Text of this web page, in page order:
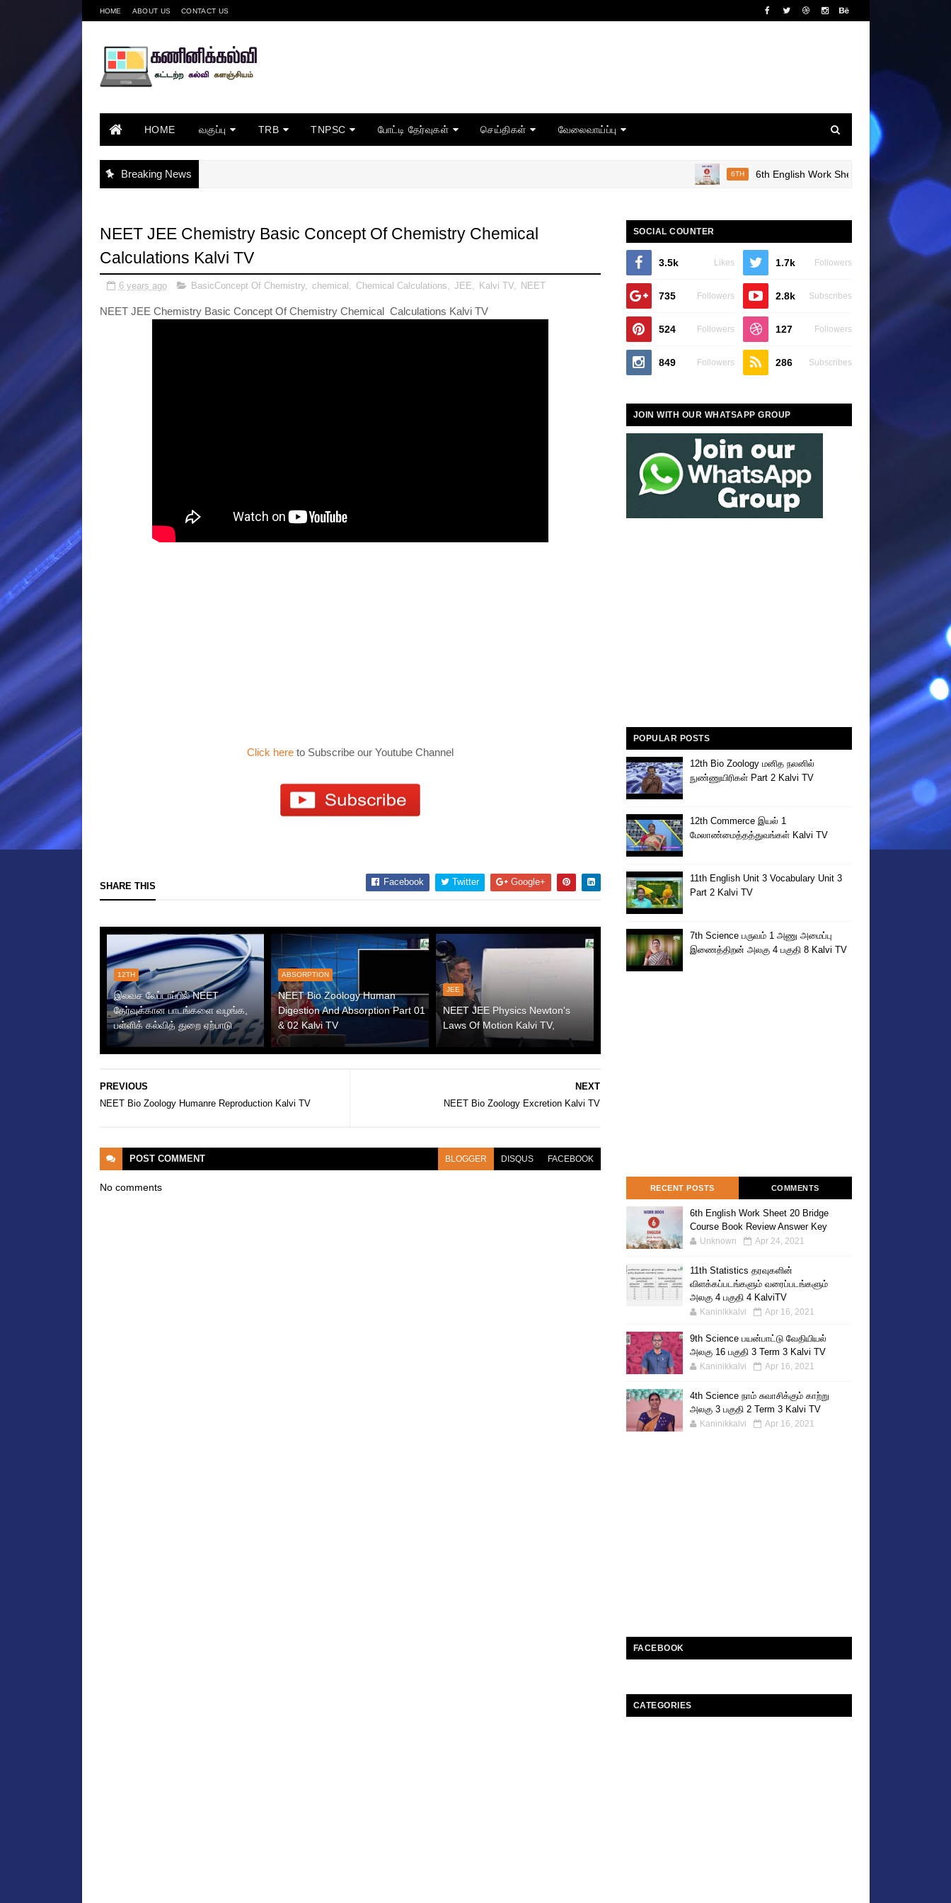
HOME ABOUT US CONTACT US
HOME வகுப்பு TRB TNPSC போட்டி தேர்வுகள் செய்திகள் வேலைவாய்ப்பு
Breaking News 6TH 6th English Work Sheet 20 Bridge Course Book
NEET JEE Chemistry Basic Concept Of Chemistry Chemical
Calculations Kalvi TV
6 years ago BasicConcept Of Chemistry, chemical , Chemical Calculations, JEE, Kalvi TV, NEET
NEET JEE Chemistry Basic Concept Of Chemistry Chemical Calculations Kalvi TV
Click here to Subscribe our Youtube Channel
SHARE THIS Facebook Twitter Google+
12TH
இலவச லேப்டாப்பில் NEET
தேர்வுக்கான பாடங்களை வழங்க,
பள்ளிக் கல்வித் துறை ஏற்பாடு
ABSORPTION
NEET Bio Zoology Human
Digestion And Absorption Part 01
& 02 Kalvi TV
JEE
NEET JEE Physics Newton's
Laws Of Motion Kalvi TV,
NEXT
NEET Bio Zoology Excretion Kalvi TV
PREVIOUS
NEET Bio Zoology Humanre Reproduction Kalvi TV
POST COMMENT BLOGGER DISQUS FACEBOOK
No comments
SOCIAL COUNTER
3.5k Likes 1.7k Followers
735 Followers 2.8k Subscribes
524 Followers 127 Followers
849 Followers 286 Subscribes
JOIN WITH OUR WHATSAPP GROUP
POPULAR POSTS
12th Bio Zoology மனித நலனில்
நுண்ணுயிரிகள் Part 2 Kalvi TV
12th Commerce இயல் 1
மேலாண்மைத்தத்துவங்கள் Kalvi TV
11th English Unit 3 Vocabulary Unit 3
Part 2 Kalvi TV
7th Science பருவம் 1 அணு அமைப்பு
இணைத்திறன் அலகு 4 பகுதி 8 Kalvi TV
RECENT POSTS COMMENTS
6th English Work Sheet 20 Bridge
Course Book Review Answer Key
Unknown Apr 24, 2021
11th Statistics தரவுகளின்
விளக்கப்படங்களும் வரைப்படங்களும்
அலகு 4 பகுதி 4 KalviTV
Kaninikkalvi Apr 16, 2021
9th Science பயன்பாட்டு வேதியியல்
அலகு 16 பகுதி 3 Term 3 Kalvi TV
Kaninikkalvi Apr 16, 2021
4th Science நாம் சுவாசிக்கும் காற்று
அலகு 3 பகுதி 2 Term 3 Kalvi TV
Kaninikkalvi Apr 16, 2021
FACEBOOK
CATEGORIES